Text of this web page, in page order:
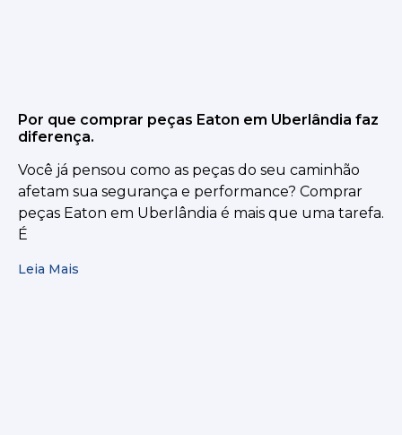
Por que comprar peças Eaton em Uberlândia faz
diferença.
Você já pensou como as peças do seu caminhão
afetam sua segurança e performance? Comprar
peças Eaton em Uberlândia é mais que uma tarefa.
É
Leia Mais